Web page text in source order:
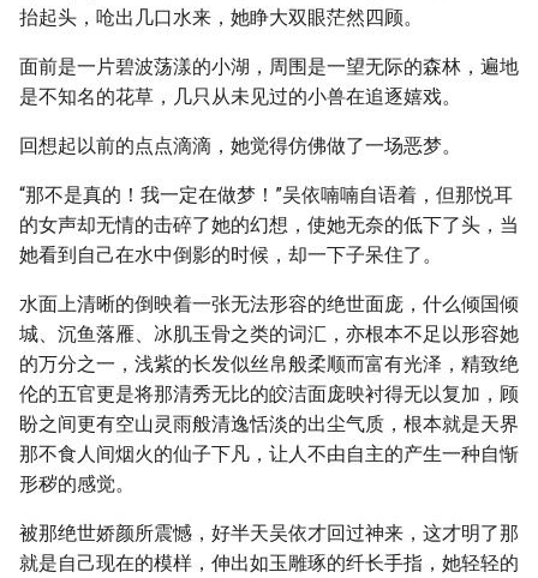
抬起头，呛出几口水来，她睁大双眼茫然四顾。
面前是一片碧波荡漾的小湖，周围是一望无际的森林，遍地
是不知名的花草，几只从未见过的小兽在追逐嬉戏。
回想起以前的点点滴滴，她觉得仿佛做了一场恶梦。
“那不是真的！我一定在做梦！”吴依喃喃自语着，但那悦耳
的女声却无情的击碎了她的幻想，使她无奈的低下了头，当
她看到自己在水中倒影的时候，却一下子呆住了。
水面上清晰的倒映着一张无法形容的绝世面庞，什么倾国倾
城、沉鱼落雁、冰肌玉骨之类的词汇，亦根本不足以形容她
的万分之一，浅紫的长发似丝帛般柔顺而富有光泽，精致绝
伦的五官更是将那清秀无比的皎洁面庞映衬得无以复加，顾
盼之间更有空山灵雨般清逸恬淡的出尘气质，根本就是天界
那不食人间烟火的仙子下凡，让人不由自主的产生一种自惭
形秽的感觉。
被那绝世娇颜所震憾，好半天吴依才回过神来，这才明了那
就是自己现在的模样，伸出如玉雕琢的纤长手指，她轻轻的